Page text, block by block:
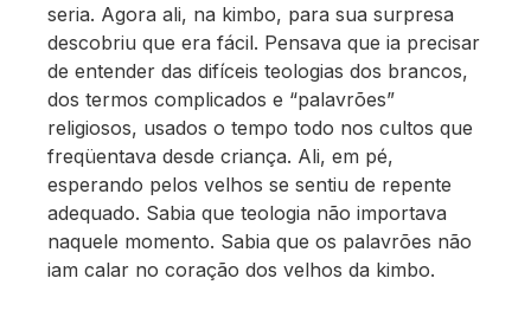
seria. Agora ali, na kimbo, para sua surpresa
descobriu que era fácil. Pensava que ia precisar
de entender das difíceis teologias dos brancos,
dos termos complicados e “palavrões”
religiosos, usados o tempo todo nos cultos que
freqüentava desde criança. Ali, em pé,
esperando pelos velhos se sentiu de repente
adequado. Sabia que teologia não importava
naquele momento. Sabia que os palavrões não
iam calar no coração dos velhos da kimbo.